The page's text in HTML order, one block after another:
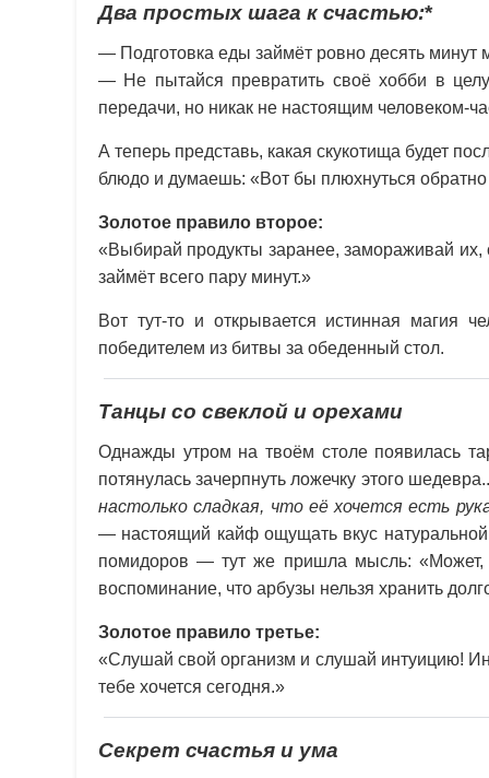
Два простых шага к счастью:*
— Подготовка еды займёт ровно десять минут
— Не пытайся превратить своё хобби в
передачи, но никак не настоящим человеком-
А теперь представь, какая скукотища будет
блюдо и думаешь: «Вот бы плюхнуться обратно
Золотое правило второе:
«Выбирай продукты заранее, замораживай
займёт всего пару минут.»
Вот тут-то и открывается истинная магия
победителем из битвы за обеденный стол.
Танцы со свеклой и орехами
Однажды утром на твоём столе появилась
потянулась зачерпнуть ложечку этого
настолько сладкая, что её хочется есть
— настоящий кайф ощущать вкус
помидоров — тут же пришла мысль: «Может,
воспоминание, что арбузы нельзя хранить
Золотое правило третье:
«Слушай свой организм и слушай интуицию!
тебе хочется сегодня.»
Секрет счастья и ума